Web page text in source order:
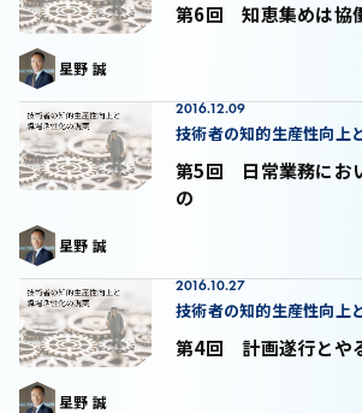
第6回 知恵集めは協
星野 誠
第5回 日常業務にお
の
2016.12.09
技術者の知的生産性向上
星野 誠
第4回 計画遂行とや
2016.10.27
技術者の知的生産性向上
星野 誠